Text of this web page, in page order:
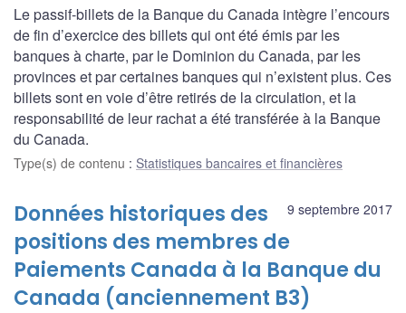
Le passif-billets de la Banque du Canada intègre l’encours
de fin d’exercice des billets qui ont été émis par les
banques à charte, par le Dominion du Canada, par les
provinces et par certaines banques qui n’existent plus. Ces
billets sont en voie d’être retirés de la circulation, et la
responsabilité de leur rachat a été transférée à la Banque
du Canada.
Type(s) de contenu : Statistiques bancaires et financières
9 septembre 2017
Données historiques des
positions des membres de
Paiements Canada à la Banque du
Canada (anciennement B3)